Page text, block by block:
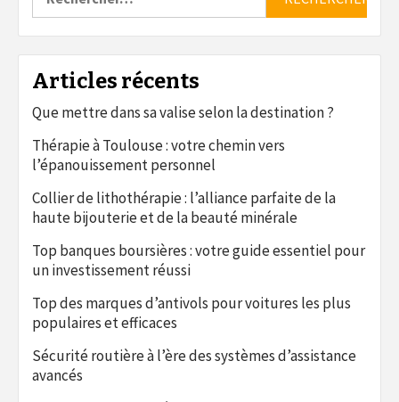
Articles récents
Que mettre dans sa valise selon la destination ?
Thérapie à Toulouse : votre chemin vers
l’épanouissement personnel
Collier de lithothérapie : l’alliance parfaite de la
haute bijouterie et de la beauté minérale
Top banques boursières : votre guide essentiel pour
un investissement réussi
Top des marques d’antivols pour voitures les plus
populaires et efficaces
Sécurité routière à l’ère des systèmes d’assistance
avancés